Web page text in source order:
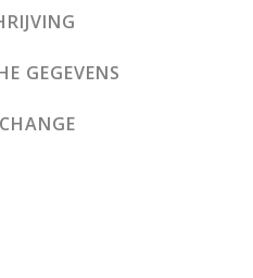
GEGEVENS